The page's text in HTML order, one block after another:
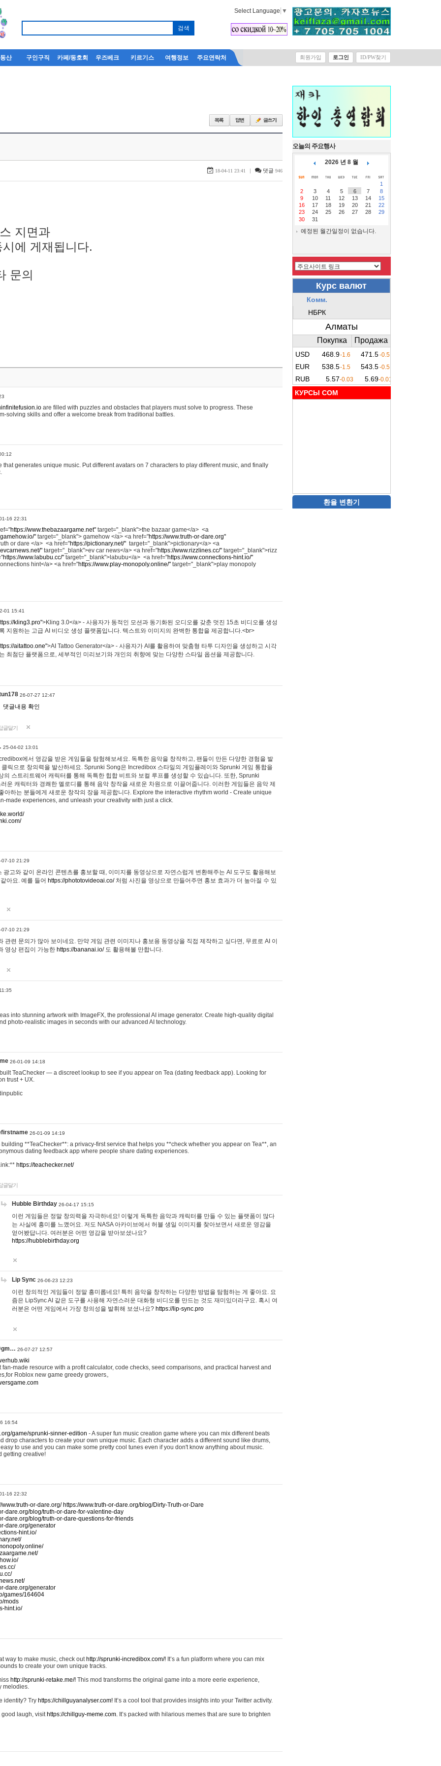
Select Language ▼
산 구인구직 카페/동호회 우즈베크 키르기스 여행정보 주요연락처 회원가입 로그인 ID/PW찾기
18-04-11 23:41 | 댓글 946
지면과
에 게재됩니다.
문의
are filled with puzzles and obstacles that players must solve to progress. These
solving skills and offer a welcome break from traditional battles.
that generates unique music. Put different avatars on 7 characters to play different music, and finally
16 22:31
https://www.thebazaargame.net" target="_blank">the bazaar game</a> <a
" target="_blank"> gamehow </a> <a href="https://www.truth-or-dare.org"
or dare </a> <a href="https://pictionary.net/" target="_blank">pictionary</a> <a
" target="_blank">ev car news</a> <a href="https://www.rizzlines.cc/" target="_blank">rizz
https://www.labubu.cc/" target="_blank">labubu</a> <a href="https://www.connections-hint.io/"
hint</a> <a href="https://www.play-monopoly.online/" target="_blank">play monopoly
01 15:41
kling3.pro">Kling 3.0</a> - 사용자가 동적인 모션과 동기화된 오디오를 갖춘 멋진 15초 비디오를 생성
지원하는 고급 AI 비디오 생성 플랫폼입니다. 텍스트와 이미지의 완벽한 통합을 제공합니다.<br>
aitattoo.one">AI Tattoo Generator</a> - 사용자가 AI를 활용하여 맞춤형 타투 디자인을 생성하고 시각
최첨단 플랫폼으로, 세부적인 미리보기와 개인의 취향에 맞는 다양한 스타일 옵션을 제공합니다.
26-07-27 12:47
댓글내용 확인
글달기
25-04-02 13:01
에서 영감을 받은 게임들을 탐험해보세요. 독특한 음악을 창작하고, 팬들이 만든 다양한 경험을 발
클릭으로 창의력을 발산하세요. Sprunki Song은 Incredibox 스타일의 게임플레이와 Sprunki 게임 통합을
의 스트리트웨어 캐릭터를 통해 독특한 힙합 비트와 보컬 루프를 생성할 수 있습니다. 또한, Sprunki
운 캐릭터와 경쾌한 멜로디를 통해 음악 창작을 새로운 차원으로 이끌어줍니다. 이러한 게임들은 음악 제
아하는 분들에게 새로운 창작의 장을 제공합니다. Explore the interactive rhythm world - Create unique
made experiences, and unleash your creativity with just a click.
07-10 21:29
광고와 같이 온라인 콘텐츠를 홍보할 때, 이미지를 동영상으로 자연스럽게 변환해주는 AI 도구도 활용해보
아요. 예를 들어 https://phototovideoai.co/처럼 사진을 영상으로 만들어주면 홍보 효과가 더 높아질 수 있
07-10 21:29
관련 문의가 많아 보이네요. 만약 게임 관련 이미지나 홍보용 동영상을 직접 제작하고 싶다면, 무료로 AI 이
영상 편집이 가능한 https://bananai.io/도 활용해볼 만합니다.
into stunning artwork with ImageFX, the professional AI image generator. Create high-quality digital
photo-realistic images in seconds with our advanced AI technology.
26-01-09 14:18
TeaChecker — a discreet lookup to see if you appear on Tea (dating feedback app). Looking for
trust + UX.
26-01-09 14:19
building **TeaChecker**: a privacy-first service that helps you **check whether you appear on Tea**, an
dating feedback app where people share dating experiences.
https://teachecker.net/
글달기
Hubble Birthday 26-04-17 15:15
이런 게임들은 정말 창의력을 자극하네요! 이렇게 독특한 음악과 캐릭터를 만들 수 있는 플랫폼이 많다
는 사실에 흥미를 느꼈어요. 저도 NASA 아카이브에서 허블 생일 이미지를 찾아보면서 새로운 영감을
얻어봤답니다. 여러분은 어떤 영감을 받아보셨나요?
https://hubblebirthday.org
Lip Sync 26-06-23 12:23
이런 창의적인 게임들이 정말 흥미롭네요! 특히 음악을 창작하는 다양한 방법을 탐험하는 게 좋아요. 요
즘은 LipSync AI 같은 도구를 사용해 자연스러운 대화형 비디오를 만드는 것도 재미있더라구요. 혹시 여
러분은 어떤 게임에서 가장 창의성을 발휘해 보셨나요? https://lip-sync.pro
26-07-27 12:57
made resource with a profit calculator, code checks, seed comparisons, and practical harvest and
Roblox new game greedy growers。
16:54
game/sprunki-sinner-edition - A super fun music creation game where you can mix different beats
drop characters to create your own unique music. Each character adds a different sound like drums,
to use and you can make some pretty cool tunes even if you don't know anything about music.
getting creative!
16 22:32
www.truth-or-dare.org/ https://www.truth-or-dare.org/blog/Dirty-Truth-or-Dare
dare.org/blog/truth-or-dare-for-valentine-day
dare.org/blog/truth-or-dare-questions-for-friends
dare.org/generator
hint.io/
dare.org/generator
games/164604
mods
hint.io/
way to make music, check out http://sprunki-incredibox.com/! It’s a fun platform where you can mix
to create your own unique tracks.
http://sprunki-retake.me/! This mod transforms the original game into a more eerie experience,
melodies.
identity? Try https://chillguyanalyser.com! It’s a cool tool that provides insights into your Twitter activity.
good laugh, visit https://chillguy-meme.com. It’s packed with hilarious memes that are sure to brighten
오늘의 주요행사
2026 년 8 월
1
2
3 4 5 6 7
8
9
10 11 12 13 14
15
16
17 18 19 20 21
22
23
24 25 26 27 28
29
30
31
예정된 월간일정이 없습니다.
КУРСЫ COM
환율 변환기